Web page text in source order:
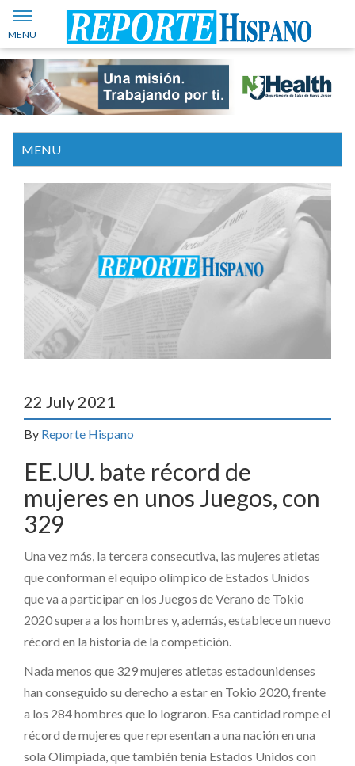
22 July 2021
By Reporte Hispano
EE.UU. bate récord de
mujeres en unos Juegos, con
329
Una vez más, la tercera consecutiva, las mujeres atletas
que conforman el equipo olímpico de Estados Unidos
que va a participar en los Juegos de Verano de Tokio
2020 supera a los hombres y, además, establece un nuevo
récord en la historia de la competición.
Nada menos que 329 mujeres atletas estadounidenses
han conseguido su derecho a estar en Tokio 2020, frente
a los 284 hombres que lo lograron. Esa cantidad rompe el
récord de mujeres que representan a una nación en una
sola Olimpiada, que también tenía Estados Unidos con